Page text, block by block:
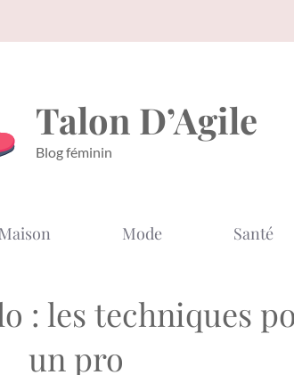
Talon D’Agile
Blog féminin
Maison Mode Santé
: les techniques
un pro